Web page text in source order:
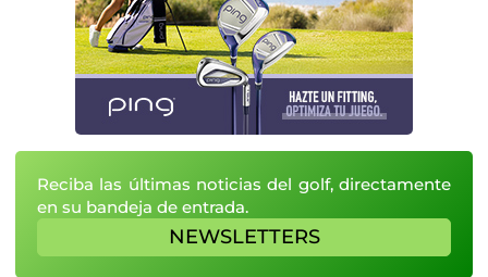
Reciba las últimas noticias del golf, directamente
en su bandeja de entrada.
NEWSLETTERS